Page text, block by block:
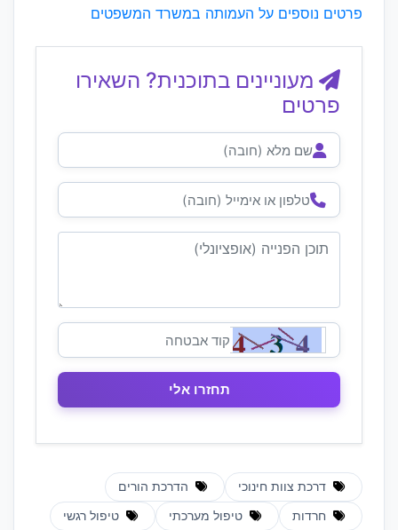
פרטים נוספים על העמותה במשרד המשפטים
מעוניינים בתוכנית? השאירו
פרטים
דרכת צוות חינוכי הדרכת הורים
חרדות טיפול מערכתי טיפול רגשי